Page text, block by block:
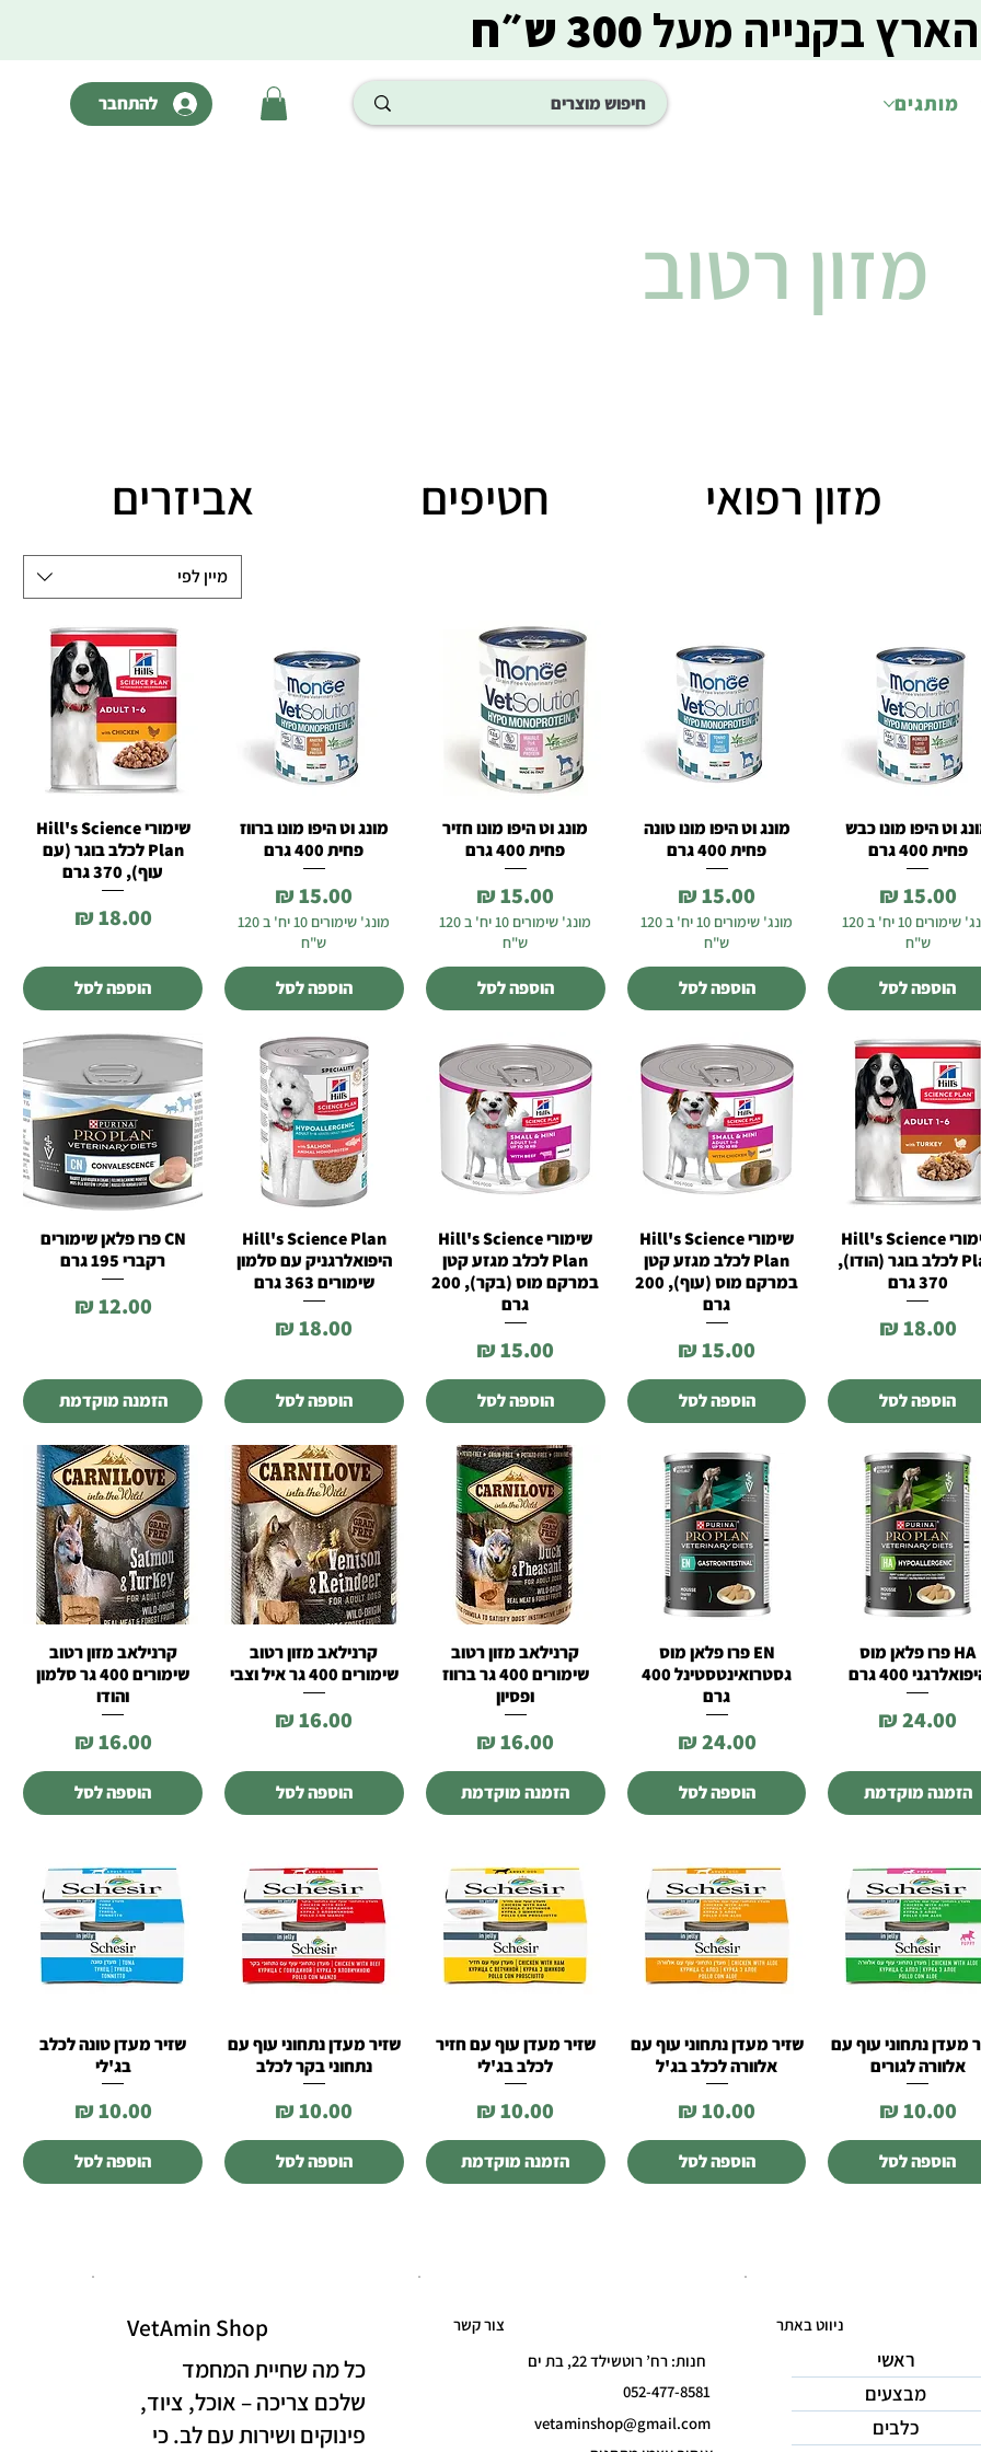
מותגים להתחבר
בקנייה מעל300 ש״ח
מזון רטוב
אביזרים חטיפים מזון רפואי
מיין לפי
תצוגה מהירה
וט היפו מונו כבש
פחית 400 גרם
מחיר
מונג' שימורים 10 יח' ב 120
ש"ח
הוספה לסל
תצוגה מהירה
מונג וט היפו מונו טונה
פחית 400 גרם
מחיר
מונג' שימורים 10 יח' ב 120
ש"ח
הוספה לסל
תצוגה מהירה
מונג וט היפו מונו חזיר
פחית 400 גרם
מחיר
מונג' שימורים 10 יח' ב 120
ש"ח
הוספה לסל
תצוגה מהירה
מונג וט היפו מונו ברווז
פחית 400 גרם
מחיר
מונג' שימורים 10 יח' ב 120
ש"ח
הוספה לסל
תצוגה מהירה
שימורי Hill's Science
Plan לכלב בוגר (עם
עוף), 370 גרם
מחיר
הוספה לסל
תצוגה מהירה
שימורי Hill's Science
Plan לכלב בוגר (הודו),
370 גרם
מחיר
הוספה לסל
תצוגה מהירה
שימורי Hill's Science
Plan לכלב מגזע קטן
במרקם מוס (עוף), 200
גרם
מחיר
הוספה לסל
תצוגה מהירה
שימורי Hill's Science
Plan לכלב מגזע קטן
במרקם מוס (בקר), 200
גרם
מחיר
הוספה לסל
תצוגה מהירה
Hill's Science Plan
היפואלרגניק עם סלמון
שימורים 363 גרם
מחיר
הוספה לסל
תצוגה מהירה
CN פרו פלאן שימורים
רקברי 195 גרם
מחיר
הזמנה מוקדמת
תצוגה מהירה
HA פרו פלאן מוס
400 גרם
מחיר
הזמנה מוקדמת
תצוגה מהירה
EN פרו פלאן מוס
גסטרואינטסטינל 400
גרם
מחיר
הוספה לסל
תצוגה מהירה
קרנילאב מזון רטוב
שימורים 400 גר ברווז
ופסיון
מחיר
הזמנה מוקדמת
תצוגה מהירה
קרנילאב מזון רטוב
שימורים 400 גר איל וצבי
מחיר
הוספה לסל
תצוגה מהירה
קרנילאב מזון רטוב
שימורים 400 גר סלמון
והודו
מחיר
הוספה לסל
תצוגה מהירה
מעדן נתחוני עוף עם
אלוורה לגורים
מחיר
הוספה לסל
תצוגה מהירה
שזיר מעדן נתחוני עוף עם
אלוורה לכלב בג'ל
מחיר
הוספה לסל
תצוגה מהירה
שזיר מעדן עוף עם חזיר
לכלב בג'לי
מחיר
הזמנה מוקדמת
תצוגה מהירה
שזיר מעדן נתחוני עוף עם
נתחוני בקר לכלב
מחיר
הוספה לסל
תצוגה מהירה
שזיר מעדן טונה לכלב
בג'לי
מחיר
הוספה לסל
VetAmin Shop
כל מה שחיית המחמד
שלכם צריכה – אוכל, ציוד,
פינוקים ושירות עם לב. כי
חנות: רח’ רוטשילד 22, בת ים
052-477-8581
vetaminshop@gmail.com
צור קשר ניווט באתר
ראשי
מבצעים
כלבים